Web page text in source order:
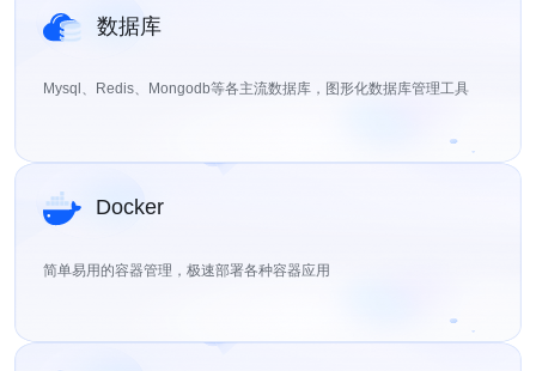
数据库
Mysql、Redis、Mongodb等各主流数据库，图形化数据库管理工具
Docker
简单易用的容器管理，极速部署各种容器应用